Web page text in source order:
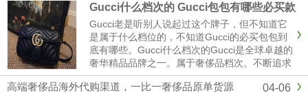
Gucci什么档次的 Gucci包包有哪些必买款
Gucci老是听别人说起过这个牌子，但不知道它
是属于什么档位的，不知道Gucci的必买包包到
底有哪些。Gucci什么档次的Gucci是全球卓越的
奢华精品品牌之一。属于奢侈品档次。不断追求
革新与卓越，以独有的现代视野重新演绎与影响
时尚演进。古驰在创作总监亚力山卓·米开理全
04-06
高端奢侈品海外代购渠道，一比一奢侈品原单货源